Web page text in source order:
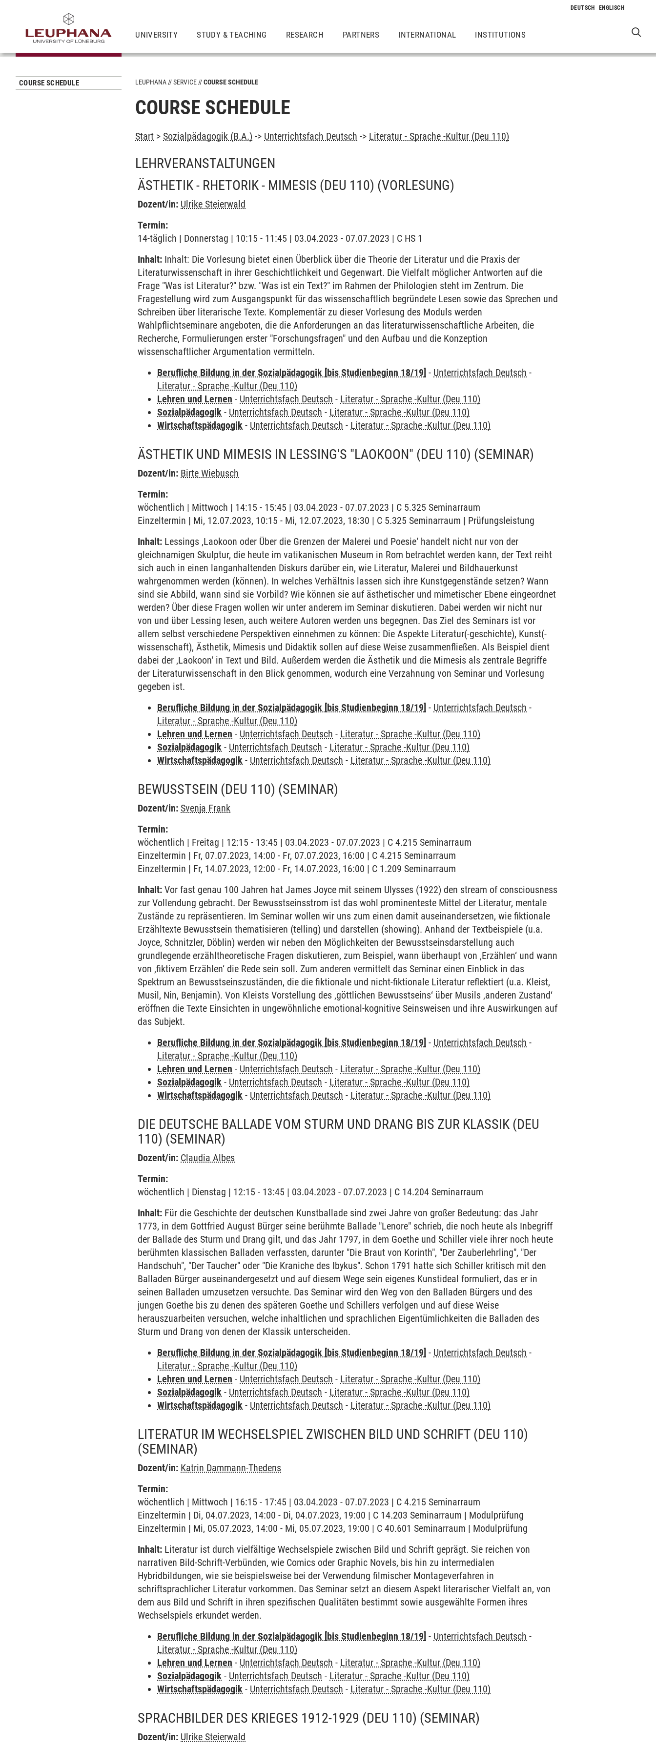
UNIVERSITY STUDY & TEACHING RESEARCH PARTNERS INTERNATIONAL INSTITUTIONS
COURSE SCHEDULE LEUPHANA SERVICE COURSE SCHEDULE
COURSE SCHEDULE
Start > Sozialpädagogik (B.A.) -> Unterrichtsfach Deutsch -> Literatur - Sprache -Kultur (Deu 110)
LEHRVERANSTALTUNGEN
ÄSTHETIK - RHETORIK - MIMESIS (DEU 110) (VORLESUNG)
Dozent/in: Ulrike Steierwald
Termin:
14-täglich | Donnerstag | 10:15 - 11:45 | 03.04.2023 - 07.07.2023 | C HS 1
Inhalt: Inhalt: Die Vorlesung bietet einen Überblick über die Theorie der Literatur und die Praxis der
Literaturwissenschaft in ihrer Geschichtlichkeit und Gegenwart. Die Vielfalt möglicher Antworten auf die
Frage "Was ist Literatur?" bzw. "Was ist ein Text?" im Rahmen der Philologien steht im Zentrum. Die
Fragestellung wird zum Ausgangspunkt für das wissenschaftlich begründete Lesen sowie das Sprechen und
Schreiben über literarische Texte. Komplementär zu dieser Vorlesung des Moduls werden
Wahlpflichtseminare angeboten, die die Anforderungen an das literaturwissenschaftliche Arbeiten, die
Recherche, Formulierungen erster "Forschungsfragen" und den Aufbau und die Konzeption
wissenschaftlicher Argumentation vermitteln.
Berufliche Bildung in der Sozialpädagogik [bis Studienbeginn 18/19] - Unterrichtsfach Deutsch -
Literatur - Sprache -Kultur (Deu 110)
Lehren und Lernen - Unterrichtsfach Deutsch - Literatur - Sprache -Kultur (Deu 110)
Sozialpädagogik - Unterrichtsfach Deutsch - Literatur - Sprache -Kultur (Deu 110)
Wirtschaftspädagogik - Unterrichtsfach Deutsch - Literatur - Sprache -Kultur (Deu 110)
ÄSTHETIK UND MIMESIS IN LESSING'S "LAOKOON" (DEU 110) (SEMINAR)
Dozent/in: Birte Wiebusch
Termin:
wöchentlich | Mittwoch | 14:15 - 15:45 | 03.04.2023 - 07.07.2023 | C 5.325 Seminarraum
Einzeltermin | Mi, 12.07.2023, 10:15 - Mi, 12.07.2023, 18:30 | C 5.325 Seminarraum | Prüfungsleistung
Inhalt: Lessings ‚Laokoon oder Über die Grenzen der Malerei und Poesie‘ handelt nicht nur von der
gleichnamigen Skulptur, die heute im vatikanischen Museum in Rom betrachtet werden kann, der Text reiht
sich auch in einen langanhaltenden Diskurs darüber ein, wie Literatur, Malerei und Bildhauerkunst
wahrgenommen werden (können). In welches Verhältnis lassen sich ihre Kunstgegenstände setzen? Wann
sind sie Abbild, wann sind sie Vorbild? Wie können sie auf ästhetischer und mimetischer Ebene eingeordnet
werden? Über diese Fragen wollen wir unter anderem im Seminar diskutieren. Dabei werden wir nicht nur
von und über Lessing lesen, auch weitere Autoren werden uns begegnen. Das Ziel des Seminars ist vor
allem selbst verschiedene Perspektiven einnehmen zu können: Die Aspekte Literatur(-geschichte), Kunst(-
wissenschaft), Ästhetik, Mimesis und Didaktik sollen auf diese Weise zusammenfließen. Als Beispiel dient
dabei der ‚Laokoon‘ in Text und Bild. Außerdem werden die Ästhetik und die Mimesis als zentrale Begriffe
der Literaturwissenschaft in den Blick genommen, wodurch eine Verzahnung von Seminar und Vorlesung
gegeben ist.
Berufliche Bildung in der Sozialpädagogik [bis Studienbeginn 18/19] - Unterrichtsfach Deutsch -
Literatur - Sprache -Kultur (Deu 110)
Lehren und Lernen - Unterrichtsfach Deutsch - Literatur - Sprache -Kultur (Deu 110)
Sozialpädagogik - Unterrichtsfach Deutsch - Literatur - Sprache -Kultur (Deu 110)
Wirtschaftspädagogik - Unterrichtsfach Deutsch - Literatur - Sprache -Kultur (Deu 110)
BEWUSSTSEIN (DEU 110) (SEMINAR)
Dozent/in: Svenja Frank
Termin:
wöchentlich | Freitag | 12:15 - 13:45 | 03.04.2023 - 07.07.2023 | C 4.215 Seminarraum
Einzeltermin | Fr, 07.07.2023, 14:00 - Fr, 07.07.2023, 16:00 | C 4.215 Seminarraum
Einzeltermin | Fr, 14.07.2023, 12:00 - Fr, 14.07.2023, 16:00 | C 1.209 Seminarraum
Inhalt: Vor fast genau 100 Jahren hat James Joyce mit seinem Ulysses (1922) den stream of consciousness
zur Vollendung gebracht. Der Bewusstseinsstrom ist das wohl prominenteste Mittel der Literatur, mentale
Zustände zu repräsentieren. Im Seminar wollen wir uns zum einen damit auseinandersetzen, wie fiktionale
Erzähltexte Bewusstsein thematisieren (telling) und darstellen (showing). Anhand der Textbeispiele (u.a.
Joyce, Schnitzler, Döblin) werden wir neben den Möglichkeiten der Bewusstseinsdarstellung auch
grundlegende erzähltheoretische Fragen diskutieren, zum Beispiel, wann überhaupt von ‚Erzählen‘ und wann
von ‚fiktivem Erzählen‘ die Rede sein soll. Zum anderen vermittelt das Seminar einen Einblick in das
Spektrum an Bewusstseinszuständen, die die fiktionale und nicht-fiktionale Literatur reflektiert (u.a. Kleist,
Musil, Nin, Benjamin). Von Kleists Vorstellung des ‚göttlichen Bewusstseins‘ über Musils ‚anderen Zustand‘
eröffnen die Texte Einsichten in ungewöhnliche emotional-kognitive Seinsweisen und ihre Auswirkungen auf
das Subjekt.
Berufliche Bildung in der Sozialpädagogik [bis Studienbeginn 18/19] - Unterrichtsfach Deutsch -
Literatur - Sprache -Kultur (Deu 110)
Lehren und Lernen - Unterrichtsfach Deutsch - Literatur - Sprache -Kultur (Deu 110)
Sozialpädagogik - Unterrichtsfach Deutsch - Literatur - Sprache -Kultur (Deu 110)
Wirtschaftspädagogik - Unterrichtsfach Deutsch - Literatur - Sprache -Kultur (Deu 110)
DIE DEUTSCHE BALLADE VOM STURM UND DRANG BIS ZUR KLASSIK (DEU
110) (SEMINAR)
Dozent/in: Claudia Albes
Termin:
wöchentlich | Dienstag | 12:15 - 13:45 | 03.04.2023 - 07.07.2023 | C 14.204 Seminarraum
Inhalt: Für die Geschichte der deutschen Kunstballade sind zwei Jahre von großer Bedeutung: das Jahr
1773, in dem Gottfried August Bürger seine berühmte Ballade "Lenore" schrieb, die noch heute als Inbegriff
der Ballade des Sturm und Drang gilt, und das Jahr 1797, in dem Goethe und Schiller viele ihrer noch heute
berühmten klassischen Balladen verfassten, darunter "Die Braut von Korinth", "Der Zauberlehrling", "Der
Handschuh", "Der Taucher" oder "Die Kraniche des Ibykus". Schon 1791 hatte sich Schiller kritisch mit den
Balladen Bürger auseinandergesetzt und auf diesem Wege sein eigenes Kunstideal formuliert, das er in
seinen Balladen umzusetzen versuchte. Das Seminar wird den Weg von den Balladen Bürgers und des
jungen Goethe bis zu denen des späteren Goethe und Schillers verfolgen und auf diese Weise
herauszuarbeiten versuchen, welche inhaltlichen und sprachlichen Eigentümlichkeiten die Balladen des
Sturm und Drang von denen der Klassik unterscheiden.
Berufliche Bildung in der Sozialpädagogik [bis Studienbeginn 18/19] - Unterrichtsfach Deutsch -
Literatur - Sprache -Kultur (Deu 110)
Lehren und Lernen - Unterrichtsfach Deutsch - Literatur - Sprache -Kultur (Deu 110)
Sozialpädagogik - Unterrichtsfach Deutsch - Literatur - Sprache -Kultur (Deu 110)
Wirtschaftspädagogik - Unterrichtsfach Deutsch - Literatur - Sprache -Kultur (Deu 110)
LITERATUR IM WECHSELSPIEL ZWISCHEN BILD UND SCHRIFT (DEU 110)
(SEMINAR)
Dozent/in: Katrin Dammann-Thedens
Termin:
wöchentlich | Mittwoch | 16:15 - 17:45 | 03.04.2023 - 07.07.2023 | C 4.215 Seminarraum
Einzeltermin | Di, 04.07.2023, 14:00 - Di, 04.07.2023, 19:00 | C 14.203 Seminarraum | Modulprüfung
Einzeltermin | Mi, 05.07.2023, 14:00 - Mi, 05.07.2023, 19:00 | C 40.601 Seminarraum | Modulprüfung
Inhalt: Literatur ist durch vielfältige Wechselspiele zwischen Bild und Schrift geprägt. Sie reichen von
narrativen Bild-Schrift-Verbünden, wie Comics oder Graphic Novels, bis hin zu intermedialen
Hybridbildungen, wie sie beispielsweise bei der Verwendung filmischer Montageverfahren in
schriftsprachlicher Literatur vorkommen. Das Seminar setzt an diesem Aspekt literarischer Vielfalt an, von
dem aus Bild und Schrift in ihren spezifischen Qualitäten bestimmt sowie ausgewählte Formen ihres
Wechselspiels erkundet werden.
Berufliche Bildung in der Sozialpädagogik [bis Studienbeginn 18/19] - Unterrichtsfach Deutsch -
Literatur - Sprache -Kultur (Deu 110)
Lehren und Lernen - Unterrichtsfach Deutsch - Literatur - Sprache -Kultur (Deu 110)
Sozialpädagogik - Unterrichtsfach Deutsch - Literatur - Sprache -Kultur (Deu 110)
Wirtschaftspädagogik - Unterrichtsfach Deutsch - Literatur - Sprache -Kultur (Deu 110)
SPRACHBILDER DES KRIEGES 1912-1929 (DEU 110) (SEMINAR)
Dozent/in: Ulrike Steierwald